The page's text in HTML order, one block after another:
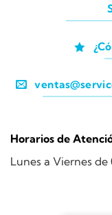
Horarios de
Lunes a Viernes de